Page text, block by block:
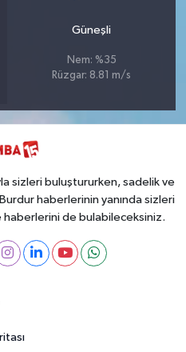
Güneşli
Nem: %35
Rüzgar: 8.81 m/s
sizleri buluştururken, sadelik ve
haberlerinin yanında sizleri
haberlerini de bulabileceksiniz.